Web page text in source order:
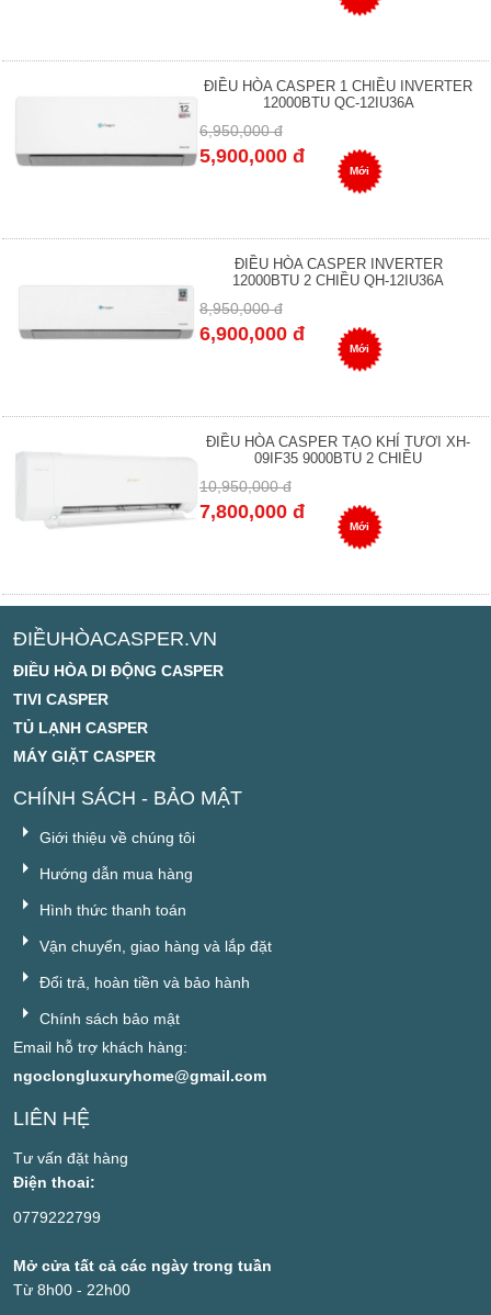
ĐIỀU HÒA CASPER 1 CHIỀU INVERTER
12000BTU QC-12IU36A
6,950,000 đ
5,900,000 đ
Mới
ĐIỀU HÒA CASPER INVERTER
12000BTU 2 CHIỀU QH-12IU36A
8,950,000 đ
6,900,000 đ
Mới
ĐIỀU HÒA CASPER TẠO KHÍ TƯƠI XH-
09IF35 9000BTU 2 CHIỀU
10,950,000 đ
7,800,000 đ
Mới
ĐIỀUHÒACASPER.VN
ĐIỀU HÒA DI ĐỘNG CASPER
TIVI CASPER
TỦ LẠNH CASPER
MÁY GIẶT CASPER
CHÍNH SÁCH - BẢO MẬT
Giới thiệu về chúng tôi
Hướng dẫn mua hàng
Hình thức thanh toán
Vận chuyển, giao hàng và lắp đặt
Đổi trả, hoàn tiền và bảo hành
Chính sách bảo mật
Email hỗ trợ khách hàng:
ngoclongluxuryhome@gmail.com
LIÊN HỆ
Tư vấn đặt hàng
Điện thoai:
0779222799
Mở cửa tất cả các ngày trong tuần
Từ 8h00 - 22h00